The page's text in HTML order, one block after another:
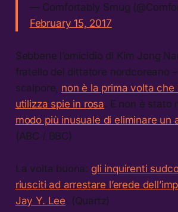
— Comfortably Smug
February 15, 2017
Sebbene l’omicidio di Kim Jong
fratello del dittatore nordcoreano
scalpore, non è la prima volta che
utilizza spie in rosa. E non è stato
modo più inusuale di eliminare un
(ABC / BBC)
La volta buona: gli inquirenti
riusciti ad arrestare l’erede
Jay Y. Lee. (Quartz)